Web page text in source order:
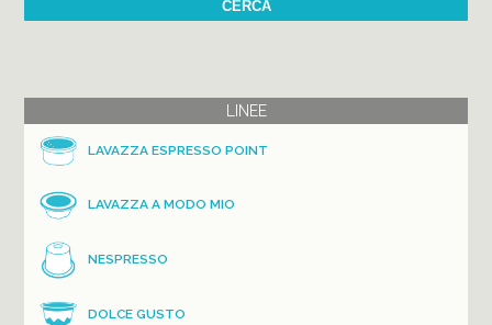
LINEE
LAVAZZA ESPRESSO POINT
LAVAZZA A MODO MIO
NESPRESSO
DOLCE GUSTO